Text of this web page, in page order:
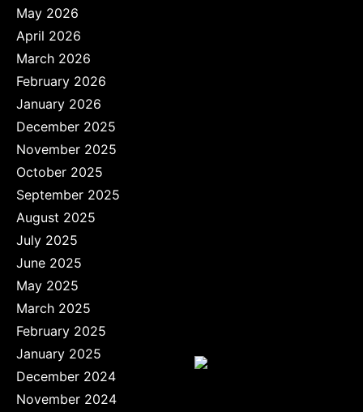
May 2026
April 2026
March 2026
February 2026
January 2026
December 2025
November 2025
October 2025
September 2025
August 2025
July 2025
June 2025
May 2025
March 2025
February 2025
January 2025
December 2024
November 2024